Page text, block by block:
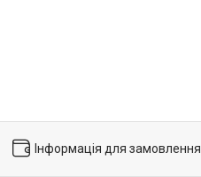
Інформація для замовлення